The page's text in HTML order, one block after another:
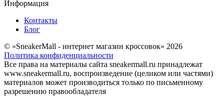
Информация
Контакты
Блог
© «SneakerMall - интернет магазин кроссовок» 2026
Политика конфиденциальности
Все права на материалы сайта sneakermall.ru принадлежат
www.sneakermall.ru, воспроизведение (целиком или частями)
материалов может производиться только по письменному
разрешению правообладателя